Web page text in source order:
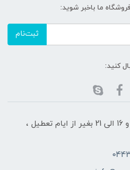
ما باخبر شوید:
ثبت‌نام
کنید:
همه روزه از ساعت 9الی14 و 16 الی 21 بغیر از ایام تعطیل ،